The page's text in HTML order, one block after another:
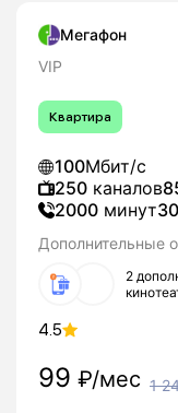
Мегафон
VIP
Квартира
100Мбит/с
250 каналов
2000 минут
Дополнительные
2
4.5
99 ₽/мес 1